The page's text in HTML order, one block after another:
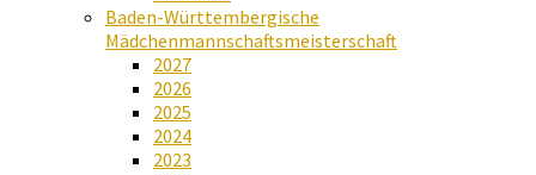
Baden-Württembergische
Mädchenmannschaftsmeisterschaft
2027
2026
2025
2024
2023